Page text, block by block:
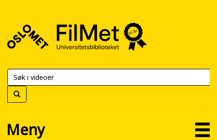
FilMet
Universitetsbiblioteket
Meny